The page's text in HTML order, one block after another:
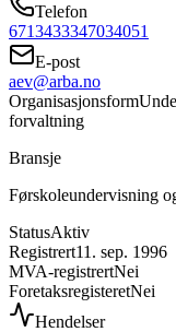
Telefon
6713433347034051
E-post
aev@arba.no
Organisasjonsform
forvaltning
Bransje
Førskoleundervisning
StatusAktiv
Registrert11. sep. 1996
MVA-registrertNei
ForetaksregisteretNei
Hendelser